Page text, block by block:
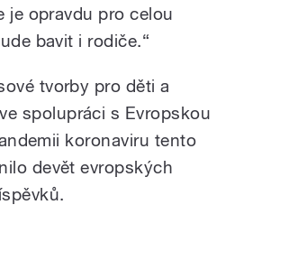
je opravdu pro celou
bavit i rodiče.“
tvorby pro děti a
spolupráci s Evropskou
koronaviru tento
devět evropských